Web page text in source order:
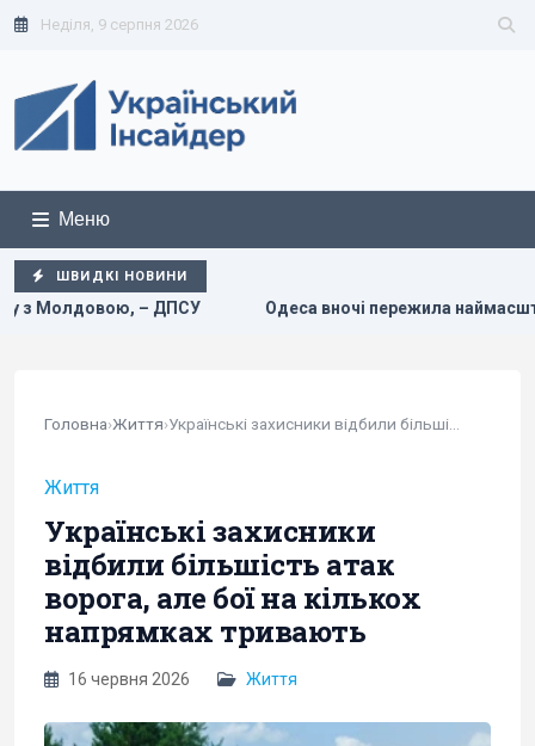
Неділя, 9 серпня 2026
Меню
ШВИДКІ НОВИНИ
вночі пережила наймасштабніший удар за весь час
Головна›Життя›
Життя
Українські захисники
відбили більшість атак
ворога, але бої на кількох
напрямках тривають
16 червня 2026 Життя